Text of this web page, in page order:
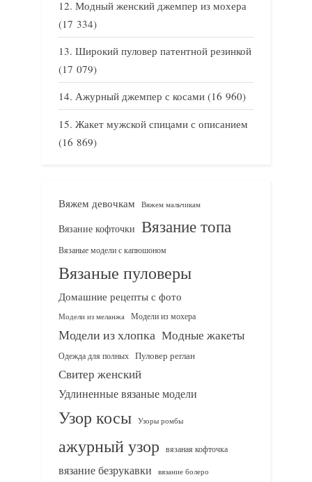
Модный женский джемпер из мохера
(17 334)
Широкий пуловер патентной резинкой
(17 079)
Ажурный джемпер с косами (16 960)
Жакет мужской спицами с описанием
(16 869)
Вяжем девочкам Вяжем мальчикам
Вязание кофточки Вязание топа
Вязаные модели с капюшоном
Вязаные пуловеры
Домашние рецепты с фото
Модели из меланжа Модели из мохера
Модели из хлопка Модные жакеты
Одежда для полных Пуловер реглан
Свитер женский
Удлиненные вязаные модели
Узор косы Узоры ромбы
ажурный узор вязаная кофточка
вязание безрукавки вязание болеро